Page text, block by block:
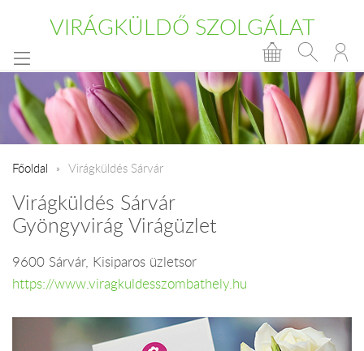
VIRÁGKÜLDŐ SZOLGÁLAT
Főoldal Virágküldés Sárvár
Virágküldés Sárvár
Gyöngyvirág Virágüzlet
9600 Sárvár, Kisiparos üzletsor
https://www.viragkuldesszombathely.hu